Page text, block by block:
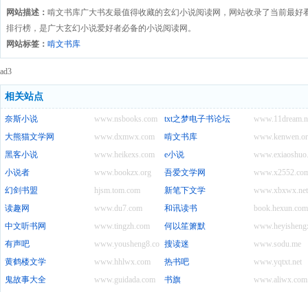
网站描述： 啃文书库广大书友最值得收藏的玄幻小说阅读网，网站收录了当前最好
排行榜，是广大玄幻小说爱好者必备的小说阅读网。
网站标签： 啃文书库
ad3
相关站点
www.nsbooks.com
奈斯小说
txt之梦电子书论坛
www.dxmwx.com
大熊猫文学网
啃文书库
www.heikexs.com
黑客小说
e小说
www.bookzx.org
小说者
吾爱文学网
hjsm.tom.com
幻剑书盟 www.xbxwx.net
新笔下文学
www.du7.com
读趣网 book.hexun.com
和讯读书
www.tingzh.com
中文听书网
何以笙箫默
www.yousheng8.com
有声吧 www.sodu.me
搜读迷
www.hhlwx.com
黄鹤楼文学 www.yqtxt.net
热书吧
www.guidada.com
鬼故事大全
书旗